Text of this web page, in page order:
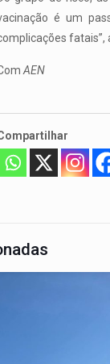
é um
fatais”,
AEN